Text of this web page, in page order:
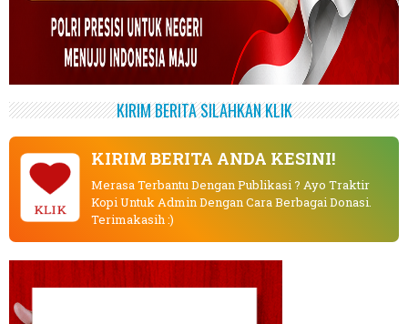
KIRIM BERITA SILAHKAN KLIK
KLIK
KIRIM BERITA ANDA KESINI!
Merasa Terbantu Dengan Publikasi ? Ayo Traktir
Kopi Untuk Admin Dengan Cara Berbagai Donasi.
Terimakasih :)